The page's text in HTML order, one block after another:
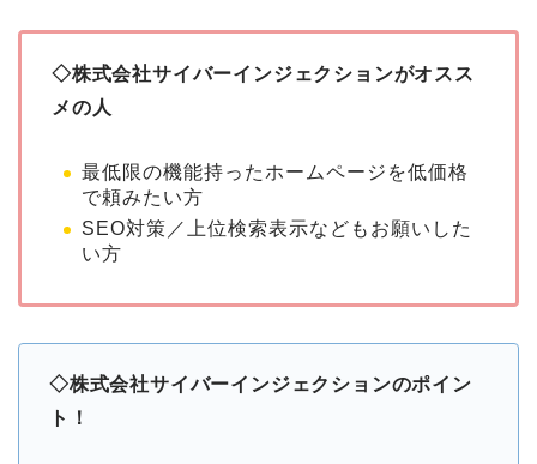
◇株式会社サイバーインジェクションがオスス
メの人
最低限の機能持ったホームページを低価格
で頼みたい方
SEO対策／上位検索表示などもお願いした
い方
◇株式会社サイバーインジェクションのポイン
ト！